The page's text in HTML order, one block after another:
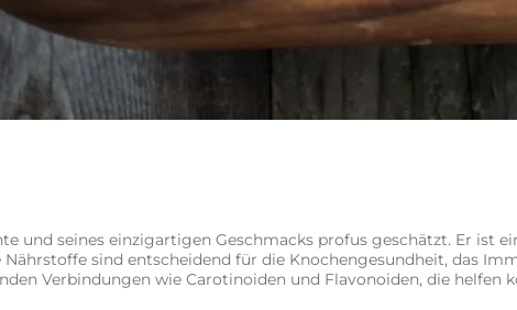
und seines einzigartigen Geschmacks profus geschätzt. Er ist
Nährstoffe sind entscheidend für die Knochengesundheit, das
Verbindungen wie Carotinoiden und Flavonoiden, die helfen